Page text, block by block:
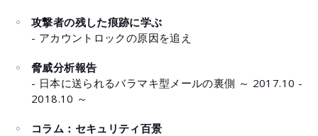
攻撃者の残した痕跡に学ぶ
- アカウントロックの原因を追え
脅威分析報告
- 日本に送られるバラマキ型メールの裏側 ～ 2017.10 -
2018.10 ～
コラム：セキュリティ百景